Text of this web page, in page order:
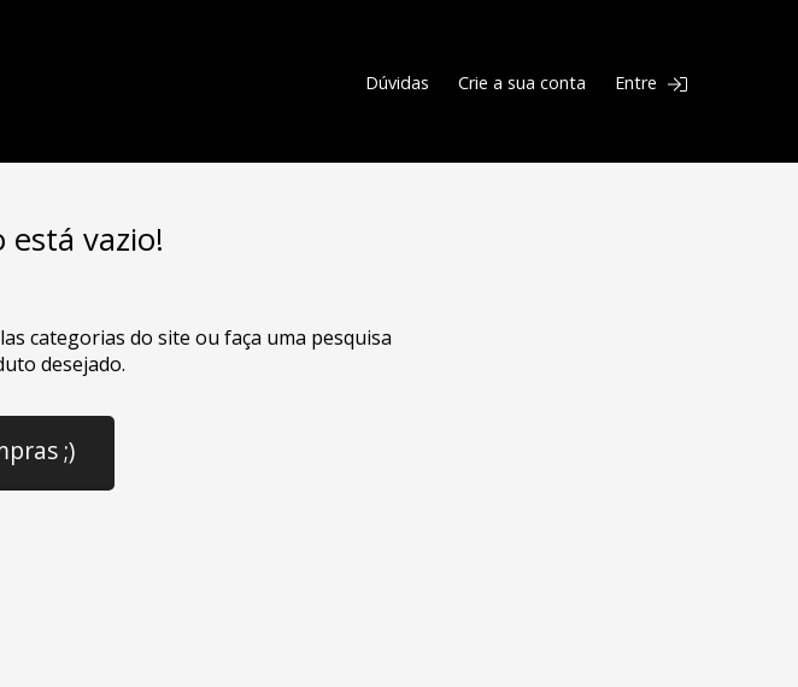
Dúvidas Crie a sua conta Entre
está vazio!
categorias do site ou faça uma pesquisa
desejado.
;)